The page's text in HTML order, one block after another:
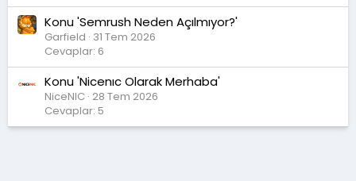
Konu 'Semrush Neden Açılmıyor?'
Garfield 31 Tem 2026
Cevaplar: 6
Konu 'Nicenıc Olarak Merhaba'
NiceNIC 28 Tem 2026
Cevaplar: 5